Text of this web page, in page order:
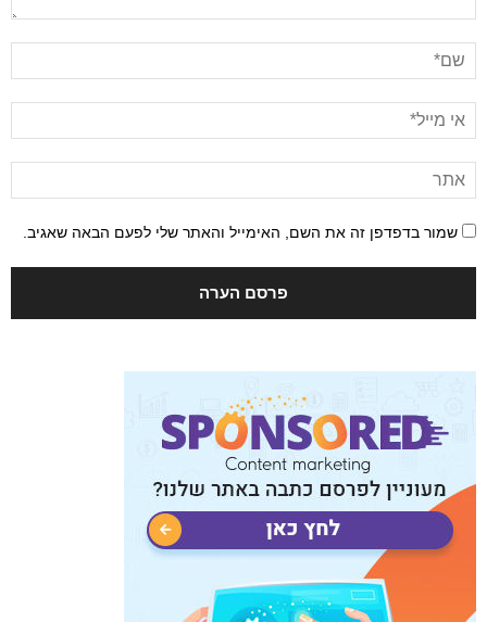
שמור בדפדפן זה את השם, האימייל והאתר שלי לפעם הבאה שאגיב.